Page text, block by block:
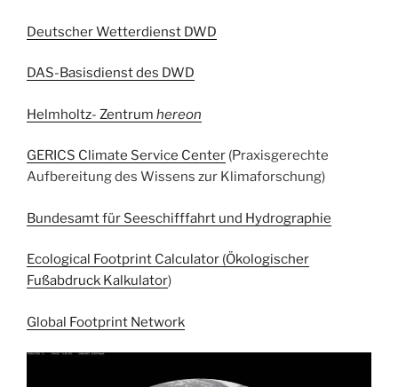
Deutscher Wetterdienst DWD
DAS-Basisdienst des DWD
Helmholtz- Zentrum hereon
GERICS Climate Service Center (Praxisgerechte
Aufbereitung des Wissens zur Klimaforschung)
Bundesamt für Seeschifffahrt und Hydrographie
Ecological Footprint Calculator (Ökologischer
Fußabdruck Kalkulator)
Global Footprint Network